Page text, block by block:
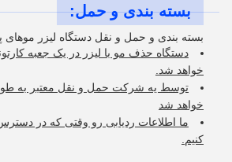
بسته بندی و حمل:
بسته بندی و حمل و نقل دستگاه لیزر موهای
دستگاه حذف مو با لیزر در یک جعبه
خواهد شد.
توسط يه شرکت حمل و نقل معتبر به
خواهد شد
ما اطلاعات ردیابی رو وقتی که در
کنیم.